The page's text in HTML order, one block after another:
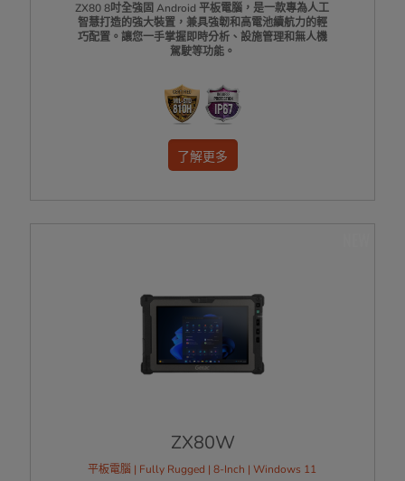
ZX80 8吋全強固 Android 平板電腦，是一款專為人工
智慧打造的強大裝置，兼具強韌和高電池續航力的輕
巧配置。讓您一手掌握即時分析、設施管理和無人機
駕駛等功能。
了解更多
ZX80W
平板電腦 | Fully Rugged | 8-Inch | Windows 11